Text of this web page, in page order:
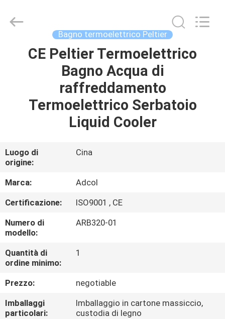
CASA
PRODOTTI
CIRCA
NOI
GIRO
DELLA
FABBRICA
CONTROLLO
DI
QUALITÀ
Electronics
(Guangzhou)
Bagno termoelettrico Peltier
CE Peltier Termoelettrico
Bagno Acqua di
raffreddamento
Termoelettrico Serbatoio
Liquid Cooler
Luogo di
origine:
Cina
Marca:
Adcol
Certificazione:
ISO9001 , CE
Numero di
modello:
ARB320-01
Quantità di
ordine minimo:
1
Prezzo:
negotiable
Imballaggi
particolari:
Imballaggio in cartone massiccio,
custodia di legno